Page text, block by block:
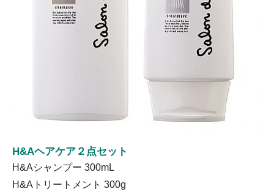
H&Aヘアケア２点セット
H&Aシャンプー 300mL
H&Aトリートメント 300g